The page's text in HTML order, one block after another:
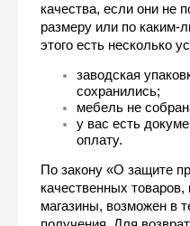
качества, если они не
размеру или по каким-
этого есть несколько
заводская
сохранились;
мебель не
у вас есть
оплату.
По закону «О защите
качественных
магазины, возможен в